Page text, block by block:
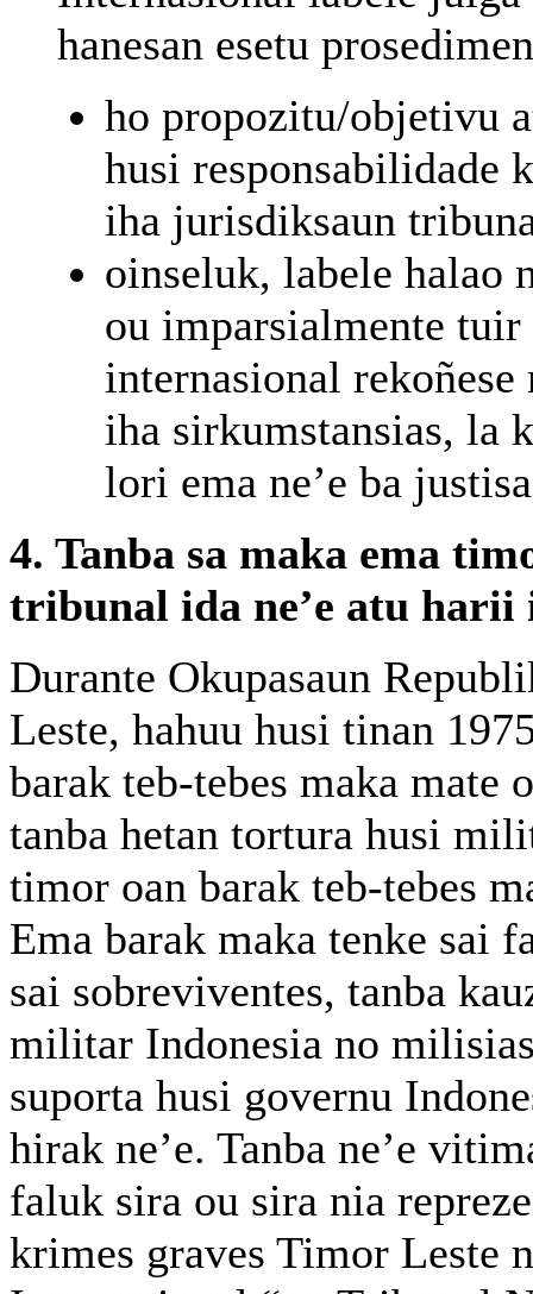
hanesan esetu
ho propozitu/objetivu
husi responsabilidade
iha jurisdiksaun
oinseluk, labele halao
ou imparsialmente tuir
internasional rekoñese
iha sirkumstansias, la
lori ema ne’e ba
4. Tanba sa maka ema
tribunal ida ne’e atu harii
Durante Okupasaun
Leste, hahuu husi tinan
barak teb-tebes maka mate
tanba hetan tortura husi
timor oan barak teb-tebes
Ema barak maka tenke sai
sai sobreviventes, tanba
militar Indonesia no
suporta husi governu
hirak ne’e. Tanba ne’e
faluk sira ou sira nia
krimes graves Timor Leste